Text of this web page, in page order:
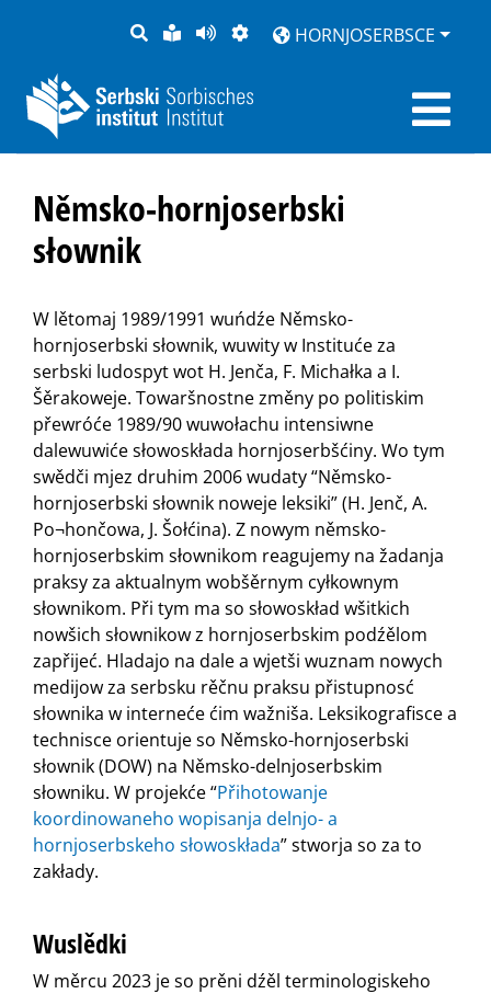
PYTANJE
LOCHKA
RĚČ
STRONU
PŘEDČITAĆ
ZWOBRAZNJENJE
HORNJOSERBSCE
Němsko-hornjoserbski
słownik
W lětomaj 1989/1991 wuńdźe Němsko-
hornjoserbski słownik, wuwity w Instituće za
serbski ludospyt wot H. Jenča, F. Michałka a I.
Šěrakoweje. Towaršnostne změny po politiskim
přewróće 1989/90 wuwołachu intensiwne
dalewuwiće słowoskłada hornjoserbšćiny. Wo tym
swědči mjez druhim 2006 wudaty “Němsko-
hornjoserbski słownik noweje leksiki” (H. Jenč, A.
Po¬hončowa, J. Šołćina). Z nowym němsko-
hornjoserbskim słownikom reagujemy na žadanja
praksy za aktualnym wobšěrnym cyłkownym
słownikom. Při tym ma so słowoskład wšitkich
nowšich słownikow z hornjoserbskim podźělom
zapřijeć. Hladajo na dale a wjetši wuznam nowych
medijow za serbsku rěčnu praksu přistupnosć
słownika w interneće ćim wažniša. Leksikografisce a
technisce orientuje so Němsko-hornjoserbski
słownik (DOW) na Němsko-delnjoserbskim
słowniku. W projekće “Přihotowanje
koordinowaneho wopisanja delnjo- a
hornjoserbskeho słowoskłada” stworja so za to
zakłady.
Wuslědki
W měrcu 2023 je so prěni dźěl terminologiskeho